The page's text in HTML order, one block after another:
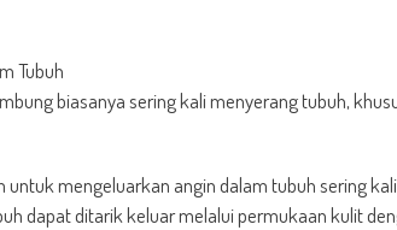
Tubuh
biasanya sering kali menyerang tubuh,
mengeluarkan angin dalam tubuh sering
dapat ditarik keluar melalui permukaan kulit